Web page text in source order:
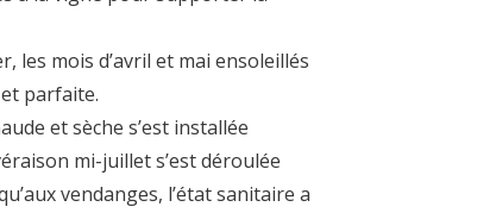
les mois d’avril et mai ensoleillés
parfaite.
et sèche s’est installée
mi-juillet s’est déroulée
vendanges, l’état sanitaire a